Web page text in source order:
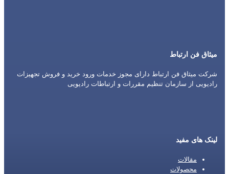
میثاق فن ارتباط
شرکت میثاق فن ارتباط دارای مجوز خدمات ورود خرید و فروش تجهیزات
رادیویی از سازمان تنظیم مقررات و ارتباطات رادیویی
لینک های مفید
مقالات
محصولات